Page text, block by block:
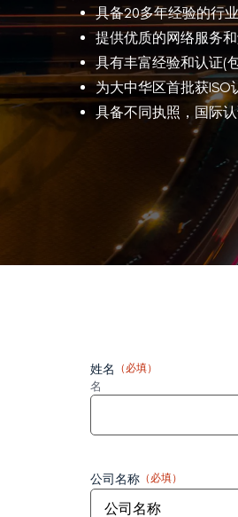
具备20多年经验的行
提供优质的网络服务
具有丰富经验和认证(
为大中华区首批获ISO
具备不同执照，国际
姓名 （必填）
名
公司名称 （必填）